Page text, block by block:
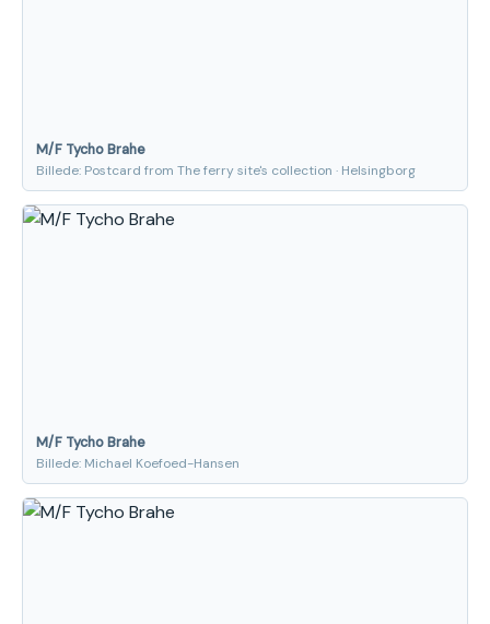
M/F Tycho Brahe
Billede: Postcard from The ferry site's collection · Helsingborg
M/F Tycho Brahe
Billede: Michael Koefoed-Hansen